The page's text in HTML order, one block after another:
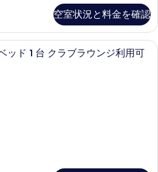
空室状況と料金を確認
高級寝具、ピロートップベッド、ミ
ッド 1 台 クラブラウンジ利用可